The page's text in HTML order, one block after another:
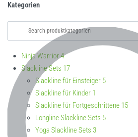
Kategorien
Ninja Warrior 4
Slackline Sets 17
Slackline für Einsteiger 5
Slackline für Kinder 1
Slackline für Fortgeschrittene 15
Longline Slackline Sets 5
Yoga Slackline Sets 3